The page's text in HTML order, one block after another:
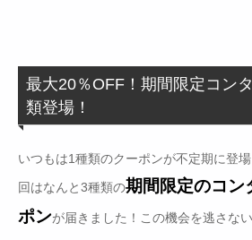
最大20％OFF！期間限定コン
類登場！
いつもは1種類のクーポンが不定期に登
回はなんと3種類の期間限定のコン
ポンが届きました！この機会を逃さな